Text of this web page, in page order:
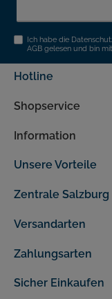
Ich habe die
AGB gelesen und bin
Hotline
Shopservice
Information
Unsere Vorteile
Versandarten
Zahlungsarten
Zentrale Salzburg
Sicher Einkaufen